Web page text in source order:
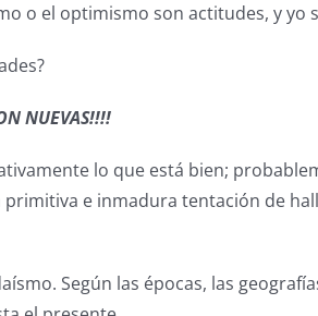
o el optimismo son actitudes, y yo
NUEVAS!!!!
lo que está bien;
e inmadura tentación de
Según las épocas, las